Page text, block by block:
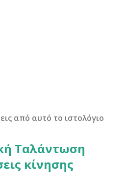
από αυτό το ιστολόγιο
Ταλάντωση
κίνησης